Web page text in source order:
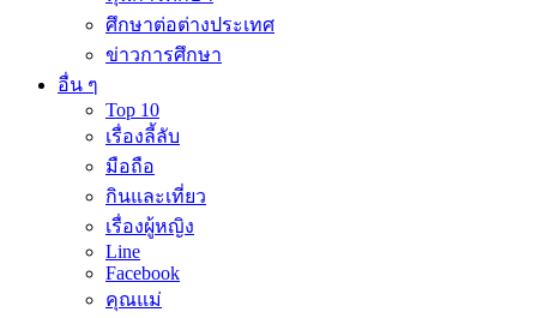
ศึกษาต่อต่างประเทศ
ข่าวการศึกษา
อื่น ๆ
Top 10
เรื่องลี้ลับ
มือถือ
กินและเที่ยว
เรื่องผู้หญิง
Line
Facebook
คุณแม่